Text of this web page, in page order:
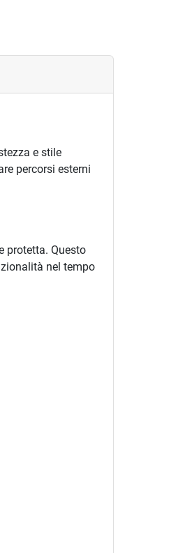
e stile
percorsi esterni
protetta. Questo
nel tempo